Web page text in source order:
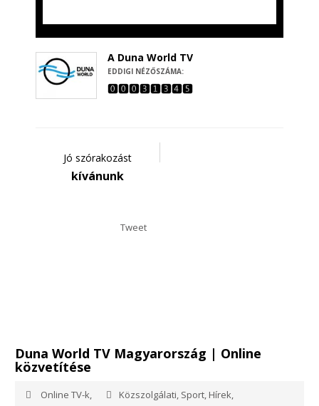
A Duna World TV
EDDIGI NÉZŐSZÁMA:
Jó szórakozást
kívánunk
Tweet
Duna World TV Magyarország | Online
közvetítése
Online TV-k, Közszolgálati, Sport, Hírek,